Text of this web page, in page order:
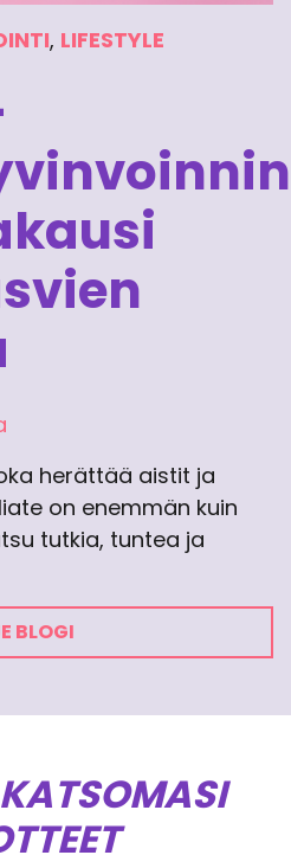
, LIFESTYLE
herättää aistit ja
on enemmän kuin
tutkia, tuntea ja
BLOGI